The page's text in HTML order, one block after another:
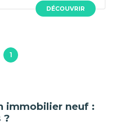
DÉCOUVRIR
1
immobilier neuf :
?